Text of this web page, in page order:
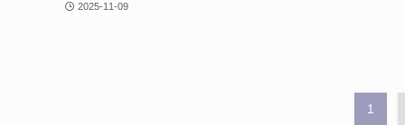
2025-11-09
1